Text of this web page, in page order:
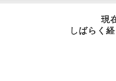
現
しばらく